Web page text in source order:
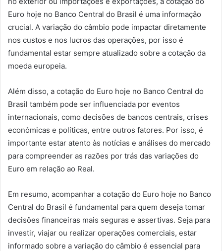
Euro hoje no Banco Central do Brasil é uma informação
crucial. A variação do câmbio pode impactar diretamente
nos custos e nos lucros das operações, por isso é
fundamental estar sempre atualizado sobre a cotação da
moeda europeia.
Além disso, a cotação do Euro hoje no Banco Central do
Brasil também pode ser influenciada por eventos
internacionais, como decisões de bancos centrais, crises
econômicas e políticas, entre outros fatores. Por isso, é
importante estar atento às notícias e análises do mercado
para compreender as razões por trás das variações do
Euro em relação ao Real.
Em resumo, acompanhar a cotação do Euro hoje no Banco
Central do Brasil é fundamental para quem deseja tomar
decisões financeiras mais seguras e assertivas. Seja para
investir, viajar ou realizar operações comerciais, estar
informado sobre a variação do câmbio é essencial para